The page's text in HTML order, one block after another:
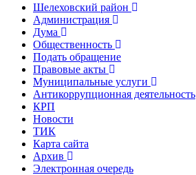
Шелеховский район
Администрация
Дума
Общественность
Подать обращение
Правовые акты
Муниципальные услуги
Антикоррупционная деятельность
КРП
Новости
ТИК
Карта сайта
Архив
Электронная очередь